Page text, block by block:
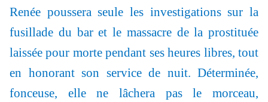
Renée poussera seule les investigations sur la
fusillade du bar et le massacre de la prostituée
laissée pour morte pendant ses heures libres, tout
en honorant son service de nuit. Déterminée,
fonceuse, elle ne lâchera pas le morceau,